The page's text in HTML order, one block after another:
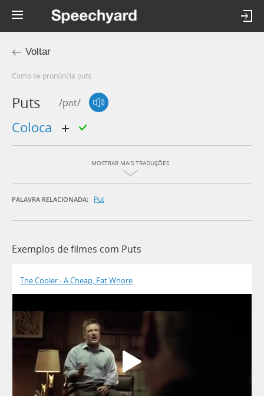
Voltar
Como se pronúncia puts
Puts /pʊt/
coloca
MOSTRAR MAIS TRADUÇÕES
PALAVRA RELACIONADA: Put
Exemplos de filmes com Puts
The Cooler - A Cheap, Fat Whore